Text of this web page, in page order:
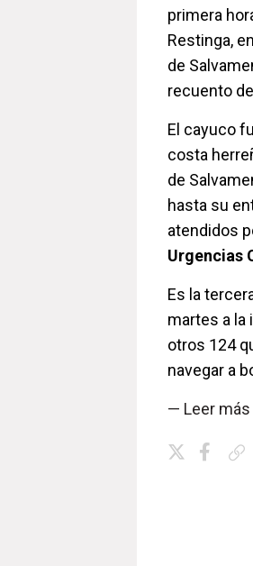
primera
Restinga,
de
recuento
El cayuco
costa
de
hasta su
atendidos
Urgencias
Es la
martes a la
otros 124
navegar a
— Leer más